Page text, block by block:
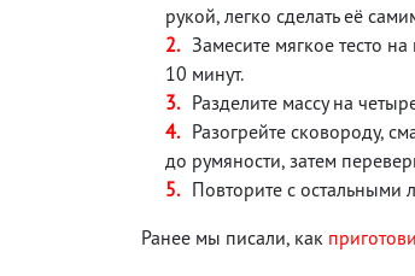
рукой, легко сделать её
Замесите мягкое тесто
10 минут.
Разделите массу на
Разогрейте сковороду,
до румяности, затем
Повторите с остальными
Ранее мы писали, как